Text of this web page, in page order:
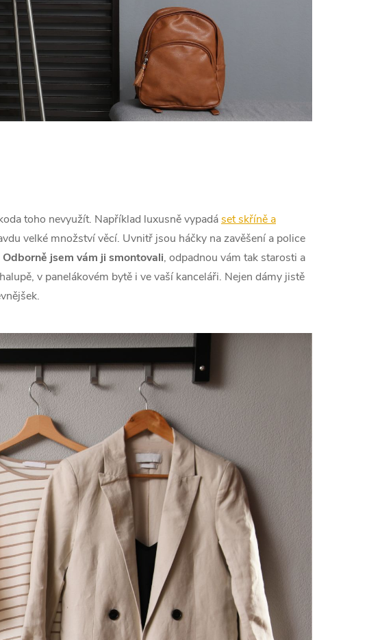
toho nevyužít. Například luxusně vypadáset skříně a
velké množství věcí. Uvnitř jsou háčky na zavěšení a police
Odborně jsem vám ji smontovali, odpadnou vám tak starosti a
v panelákovém bytě i ve vaší kanceláři. Nejen dámy jistě